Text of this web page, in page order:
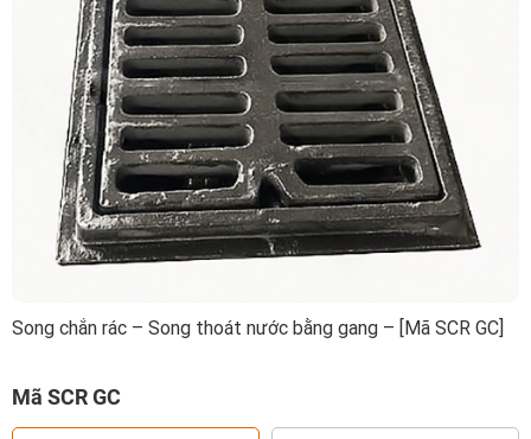
Song chắn rác – Song thoát nước bằng gang – [Mã SCR GC]
Mã SCR GC